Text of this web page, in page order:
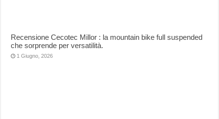
Recensione Cecotec Millor : la mountain bike full suspended
che sorprende per versatilità.
1 Giugno, 2026